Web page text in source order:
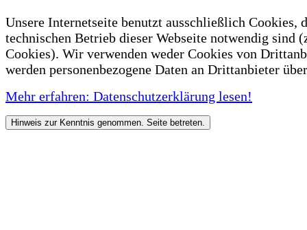
Unsere Internetseite benutzt ausschließlich Cookies,
technischen Betrieb dieser Webseite notwendig sind
Cookies). Wir verwenden weder Cookies von
werden personenbezogene Daten an Drittanbieter
Mehr erfahren: Datenschutzerklärung lesen!
Hinweis zur Kenntnis genommen. Seite betreten.